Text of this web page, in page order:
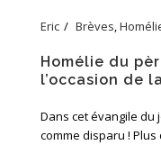
Eric Brèves,
Homélie du
l’occasion de
Dans cet évangile du
comme disparu ! Plus